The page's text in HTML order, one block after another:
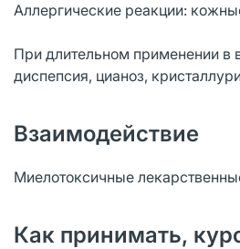
Аллергические реакции:
При длительном применении в
диспепсия, цианоз,
Взаимодействие
Миелотоксичные
Как принимать,